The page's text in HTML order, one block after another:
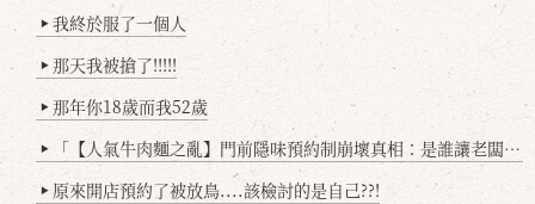
▶ 我終於服了一個人
▶ 那天我被搶了!!!!!
▶ 那年你18歲而我52歲
▶ 「【人氣牛肉麵之亂】門前隱味預約制崩壞真相：是誰讓老闆心灰意冷？」
▶ 原來開店預約了被放鳥....該檢討的是自己??!